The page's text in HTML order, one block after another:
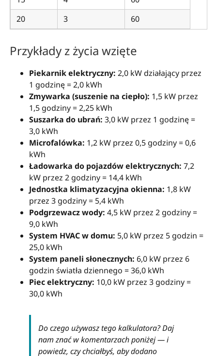
20
3 60
Przykłady z życia wzięte
Piekarnik elektryczny: 2,0 kW działający przez
1 godzinę = 2,0 kWh
Zmywarka (suszenie na ciepło): 1,5 kW przez
1,5 godziny = 2,25 kWh
Suszarka do ubrań: 3,0 kW przez 1 godzinę =
3,0 kWh
Microfalówka: 1,2 kW przez 0,5 godziny = 0,6
kWh
Ładowarka do pojazdów elektrycznych: 7,2
kW przez 2 godziny = 14,4 kWh
Jednostka klimatyzacyjna okienna: 1,8 kW
przez 3 godziny = 5,4 kWh
Podgrzewacz wody: 4,5 kW przez 2 godziny =
9,0 kWh
System HVAC w domu: 5,0 kW przez 5 godzin =
25,0 kWh
System paneli słonecznych: 6,0 kW przez 6
godzin światła dziennego = 36,0 kWh
Piec elektryczny: 10,0 kW przez 3 godziny =
30,0 kWh
Do czego używasz tego kalkulatora? Daj
nam znać w komentarzach poniżej — i
powiedz, czy chciałbyś, aby dodano